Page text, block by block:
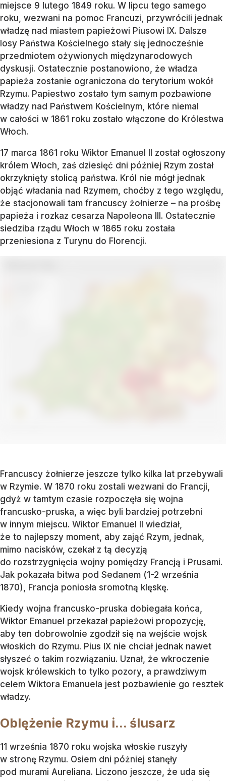
miejsce 9 lutego 1849 roku. W lipcu tego samego
roku, wezwani na pomoc Francuzi, przywrócili jednak
władzę nad miastem papieżowi Piusowi IX. Dalsze
losy Państwa Kościelnego stały się jednocześnie
przedmiotem ożywionych międzynarodowych
dyskusji. Ostatecznie postanowiono, że władza
papieża zostanie ograniczona do terytorium wokół
Rzymu. Papiestwo zostało tym samym pozbawione
władzy nad Państwem Kościelnym, które niemal
w całości w 1861 roku zostało włączone do Królestwa
Włoch.
17 marca 1861 roku Wiktor Emanuel II został ogłoszony
królem Włoch, zaś dziesięć dni później Rzym został
okrzyknięty stolicą państwa. Król nie mógł jednak
objąć władania nad Rzymem, choćby z tego względu,
że stacjonowali tam francuscy żołnierze – na prośbę
papieża i rozkaz cesarza Napoleona III. Ostatecznie
siedziba rządu Włoch w 1865 roku została
przeniesiona z Turynu do Florencji.
Francuscy żołnierze jeszcze tylko kilka lat przebywali
w Rzymie. W 1870 roku zostali wezwani do Francji,
gdyż w tamtym czasie rozpoczęła się wojna
francusko-pruska, a więc byli bardziej potrzebni
w innym miejscu. Wiktor Emanuel II wiedział,
że to najlepszy moment, aby zająć Rzym, jednak,
mimo nacisków, czekał z tą decyzją
do rozstrzygnięcia wojny pomiędzy Francją i Prusami.
Jak pokazała bitwa pod Sedanem (1-2 września
1870), Francja poniosła sromotną klęskę.
Kiedy wojna francusko-pruska dobiegała końca,
Wiktor Emanuel przekazał papieżowi propozycję,
aby ten dobrowolnie zgodził się na wejście wojsk
włoskich do Rzymu. Pius IX nie chciał jednak nawet
słyszeć o takim rozwiązaniu. Uznał, że wkroczenie
wojsk królewskich to tylko pozory, a prawdziwym
celem Wiktora Emanuela jest pozbawienie go resztek
władzy.
Oblężenie Rzymu i… ślusarz
11 września 1870 roku wojska włoskie ruszyły
w stronę Rzymu. Osiem dni później stanęły
pod murami Aureliana. Liczono jeszcze, że uda się